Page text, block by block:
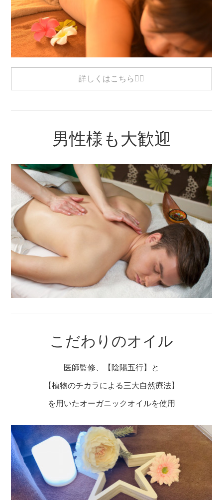
詳しくはこちら💁‍♀️
男性様も大歓迎
こだわりのオイル
医師監修、【陰陽五行】と
【植物のチカラによる三大自然療法】
を用いたオーガニックオイルを使用